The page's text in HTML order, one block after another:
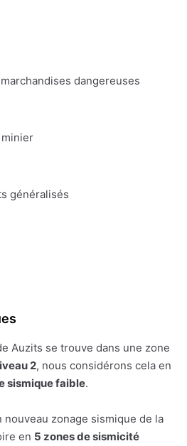
dangereuses
généralisés
Auzits se trouve dans une zone
2, nous considérons cela en
sismique faible.
nouveau zonage sismique de la
en 5 zones de sismicité